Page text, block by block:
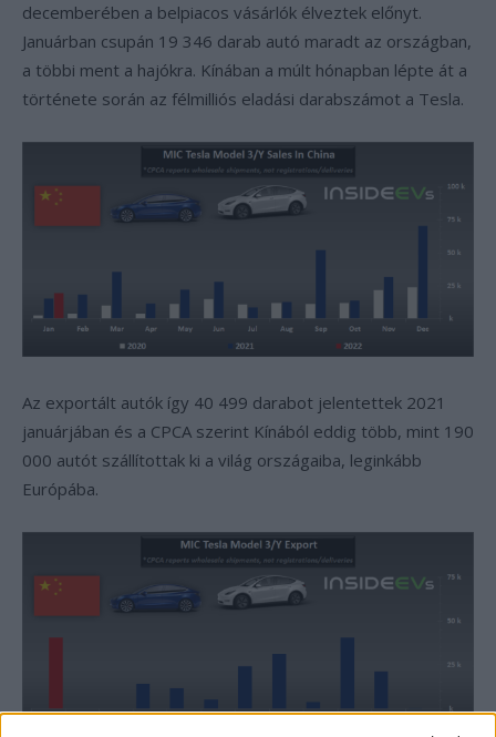
decemberében a belpiacos vásárlók élveztek előnyt.
Januárban csupán 19 346 darab autó maradt az országban,
a többi ment a hajókra. Kínában a múlt hónapban lépte át a
története során az félmilliós eladási darabszámot a Tesla.
Az exportált autók így 40 499 darabot jelentettek 2021
januárjában és a CPCA szerint Kínából eddig több, mint 190
000 autót szállítottak ki a világ országaiba, leginkább
Európába.